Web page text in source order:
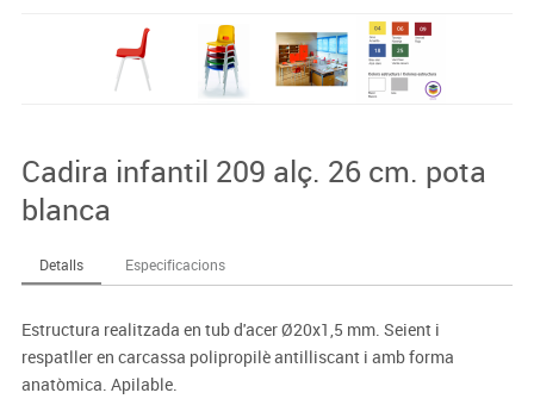
Cadira infantil 209 alç. 26 cm. pota
blanca
Detalls Especificacions
Estructura realitzada en tub d'acer Ø20x1,5 mm. Seient i
respatller en carcassa polipropilè antilliscant i amb forma
anatòmica. Apilable.